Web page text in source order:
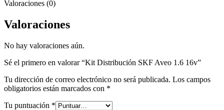
Valoraciones (0)
Valoraciones
No hay valoraciones aún.
Sé el primero en valorar “Kit Distribución SKF Aveo 1.6 16v”
Tu dirección de correo electrónico no será publicada. Los campos
obligatorios están marcados con *
Tu puntuación *